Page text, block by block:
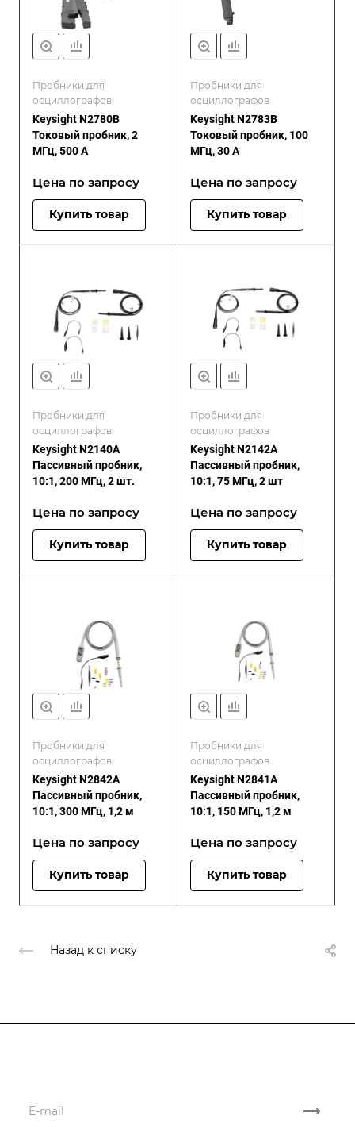
Пробники для
осциллографов
Keysight N2780B
Токовый пробник, 2
МГц, 500 A
Цена по запросу
Купить товар
Пробники для
осциллографов
Keysight N2783B
Токовый пробник, 100
МГц, 30 A
Цена по запросу
Купить товар
Пробники для
осциллографов
Keysight N2140A
Пассивный пробник,
10:1, 200 МГц, 2 шт.
Цена по запросу
Купить товар
Пробники для
осциллографов
Keysight N2142A
Пассивный пробник,
10:1, 75 МГц, 2 шт
Цена по запросу
Купить товар
Пробники для
осциллографов
Keysight N2842A
Пассивный пробник,
10:1, 300 МГц, 1,2 м
Цена по запросу
Купить товар
Пробники для
осциллографов
Keysight N2841A
Пассивный пробник,
10:1, 150 МГц, 1,2 м
Цена по запросу
Купить товар
Назад к списку